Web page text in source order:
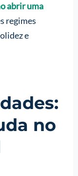
abrir uma
regimes
e
no